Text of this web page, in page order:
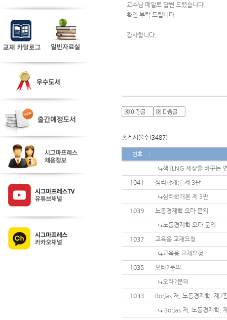
교수님 메일로 답변 드렸습니다.
확인 부탁 드립니다.
감사합니다.
총게시물수(3487)
번호
책 [LNG 세상을 바꾸는
1041
심리학개론 제 3판
심리학개론 제 3판
1039
노동경제학 오타 문의
노동경제학 오타 문의
1037
교육용 교재요청
교육용 교재요청
1035
오타?문의
오타?문의
1033
Borjas 저, 노동경제학, 제7
Borjas 저, 노동경제학,